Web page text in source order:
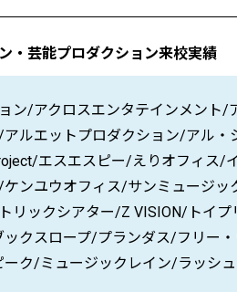
・芸能プロダクション来校実績
ン/アクロスエンタテインメント
アルエットプロダクション/アル
エスエスピー/えりオフィス/
ンユウオフィス/サンミュージ
リックシアター/Z VISION/トイ
クスロープ/プランダス/フリー
ク/ミュージックレイン/ラッシ